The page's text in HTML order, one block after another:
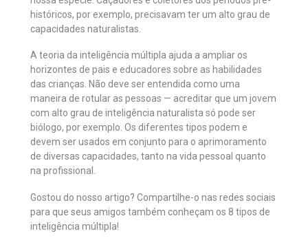
históricos, por exemplo, precisavam ter um alto grau de
capacidades naturalistas.
A teoria da inteligência múltipla ajuda a ampliar os
horizontes de pais e educadores sobre as habilidades
das crianças. Não deve ser entendida como uma
maneira de rotular as pessoas — acreditar que um jovem
com alto grau de inteligência naturalista só pode ser
biólogo, por exemplo. Os diferentes tipos podem e
devem ser usados em conjunto para o aprimoramento
de diversas capacidades, tanto na vida pessoal quanto
na profissional.
Gostou do nosso artigo? Compartilhe-o nas redes sociais
para que seus amigos também conheçam os 8 tipos de
inteligência múltipla!